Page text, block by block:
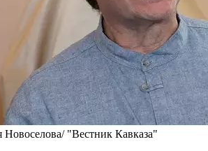
"Вестник Кавказа"